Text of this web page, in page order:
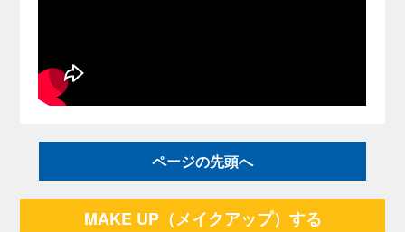
ページの先頭へ
MAKE UP（メイクアップ）する